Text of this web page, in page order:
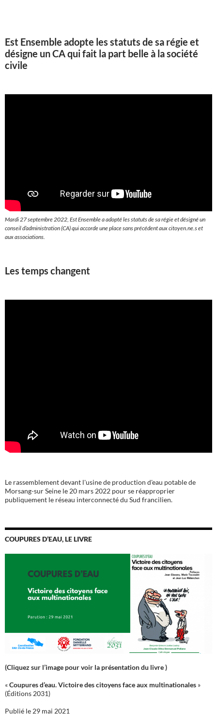
Est Ensemble adopte les statuts de sa régie et
désigne un CA qui fait la part belle à la société
civile
Mardi 27 septembre 2022, Est Ensemble a adopté les statuts de sa régie et désigné un
conseil d’administration (CA) qui accorde une place sans précédent aux citoyen.ne.s et
aux associations.
Les temps changent
Le rassemblement devant l'usine de production d'eau potable de
Morsang-sur Seine le 20 mars 2022 pour se réapproprier
publiquement le réseau interconnecté du Sud francilien.
COUPURES D’EAU, LE LIVRE
(Cliquez sur l’image pour voir la présentation du livre )
«Coupures d’eau. Victoire des citoyens face aux multinationales »
(Éditions 2031)
Publié le 29 mai 2021